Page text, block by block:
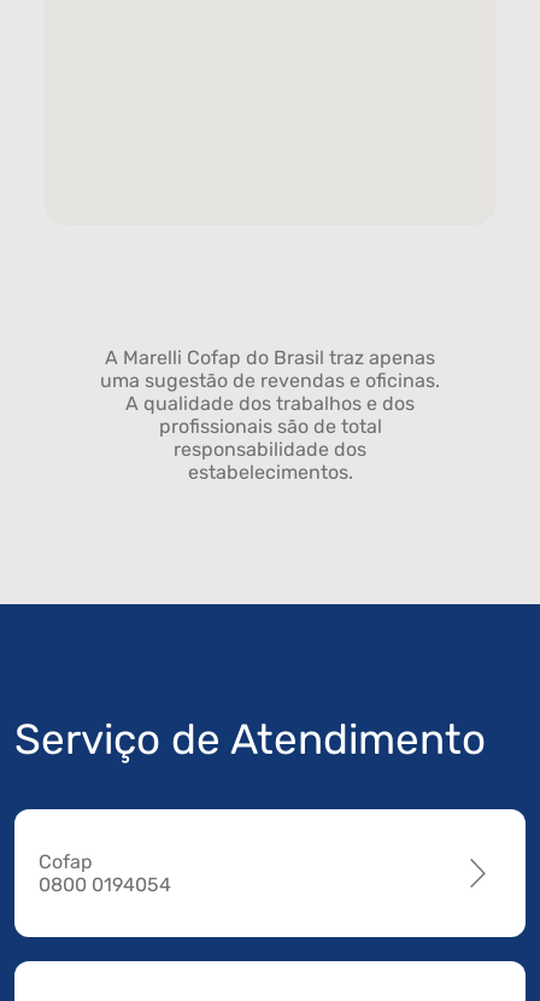
A Marelli Cofap do Brasil traz apenas
uma sugestão de revendas e oficinas.
A qualidade dos trabalhos e dos
profissionais são de total
responsabilidade dos
estabelecimentos.
Serviço de Atendimento
Cofap
0800 0194054